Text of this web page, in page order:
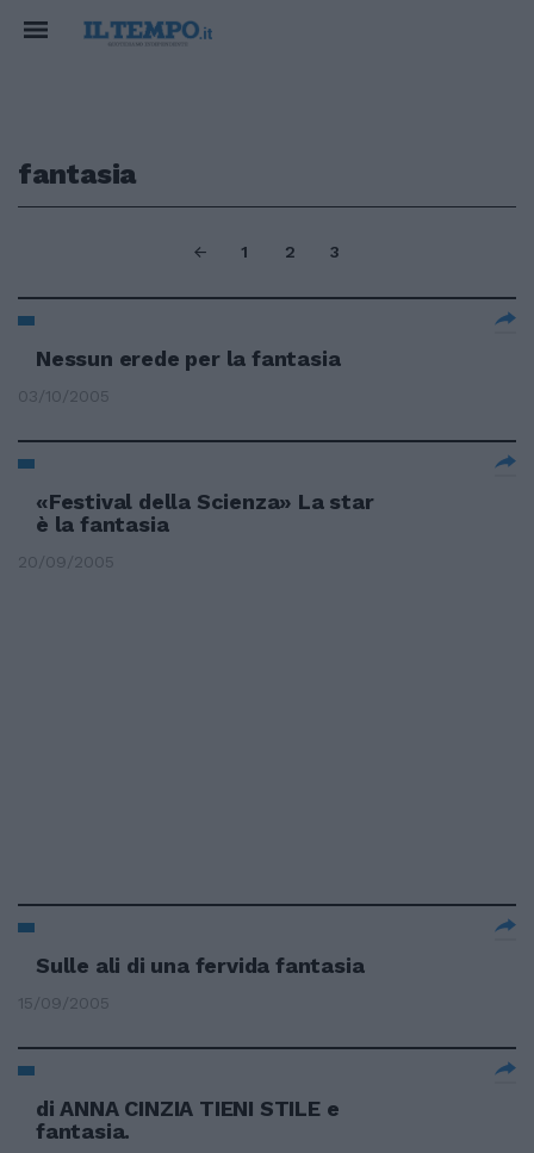
fantasia
1 2 3
Nessun erede per la fantasia
03/10/2005
«Festival della Scienza» La star
è la fantasia
20/09/2005
Sulle ali di una fervida fantasia
15/09/2005
di ANNA CINZIA TIENI STILE e
fantasia.